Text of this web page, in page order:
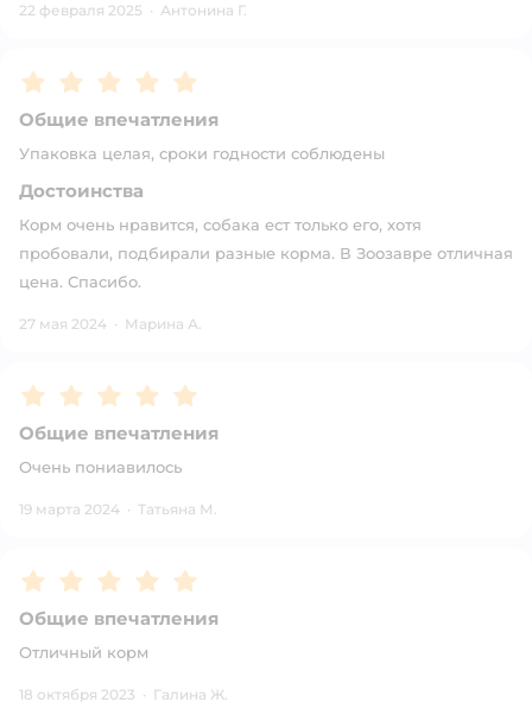
22 февраля 2025 · Антонина Г.
Рейтинг:5
Общие впечатления
Упаковка целая, сроки годности соблюдены
Достоинства
Корм очень нравится, собака ест только его, хотя
пробовали, подбирали разные корма. В Зоозавре отличная
цена. Спасибо.
27 мая 2024 · Марина А.
Рейтинг:5
Общие впечатления
Очень пониавилось
19 марта 2024 · Татьяна М.
Рейтинг:5
Общие впечатления
Отличный корм
18 октября 2023 · Галина Ж.